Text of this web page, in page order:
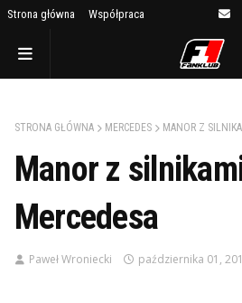
Strona główna Współpraca
STRONA GŁÓWNA MERCEDES MANOR Z
Manor z
Mercedesa
Paweł Wroniecki października 01,